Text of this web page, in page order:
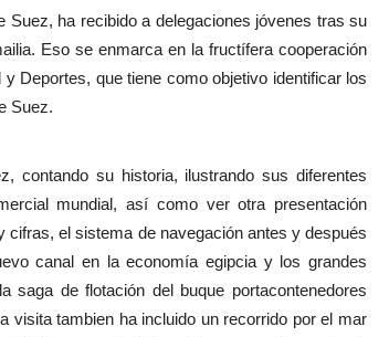
Suez, ha recibido a delegaciones jóvenes tras su
Eso se enmarca en la fructífera cooperación
Deportes, que tiene como objetivo identificar los
Suez.
contando su historia, ilustrando sus diferentes
mundial, así como ver otra presentación
el sistema de navegación antes y después
canal en la economía egipcia y los grandes
de flotación del buque portacontenedores
visita tambien ha incluido un recorrido por el mar